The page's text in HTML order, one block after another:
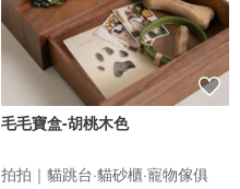
毛毛寶盒-胡桃木色
拍拍｜貓跳台·貓砂櫃·寵物傢俱